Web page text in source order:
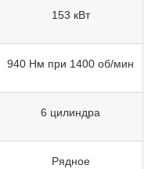
153 кВт
940 Нм при 1400 об/мин
6 цилиндра
Рядное